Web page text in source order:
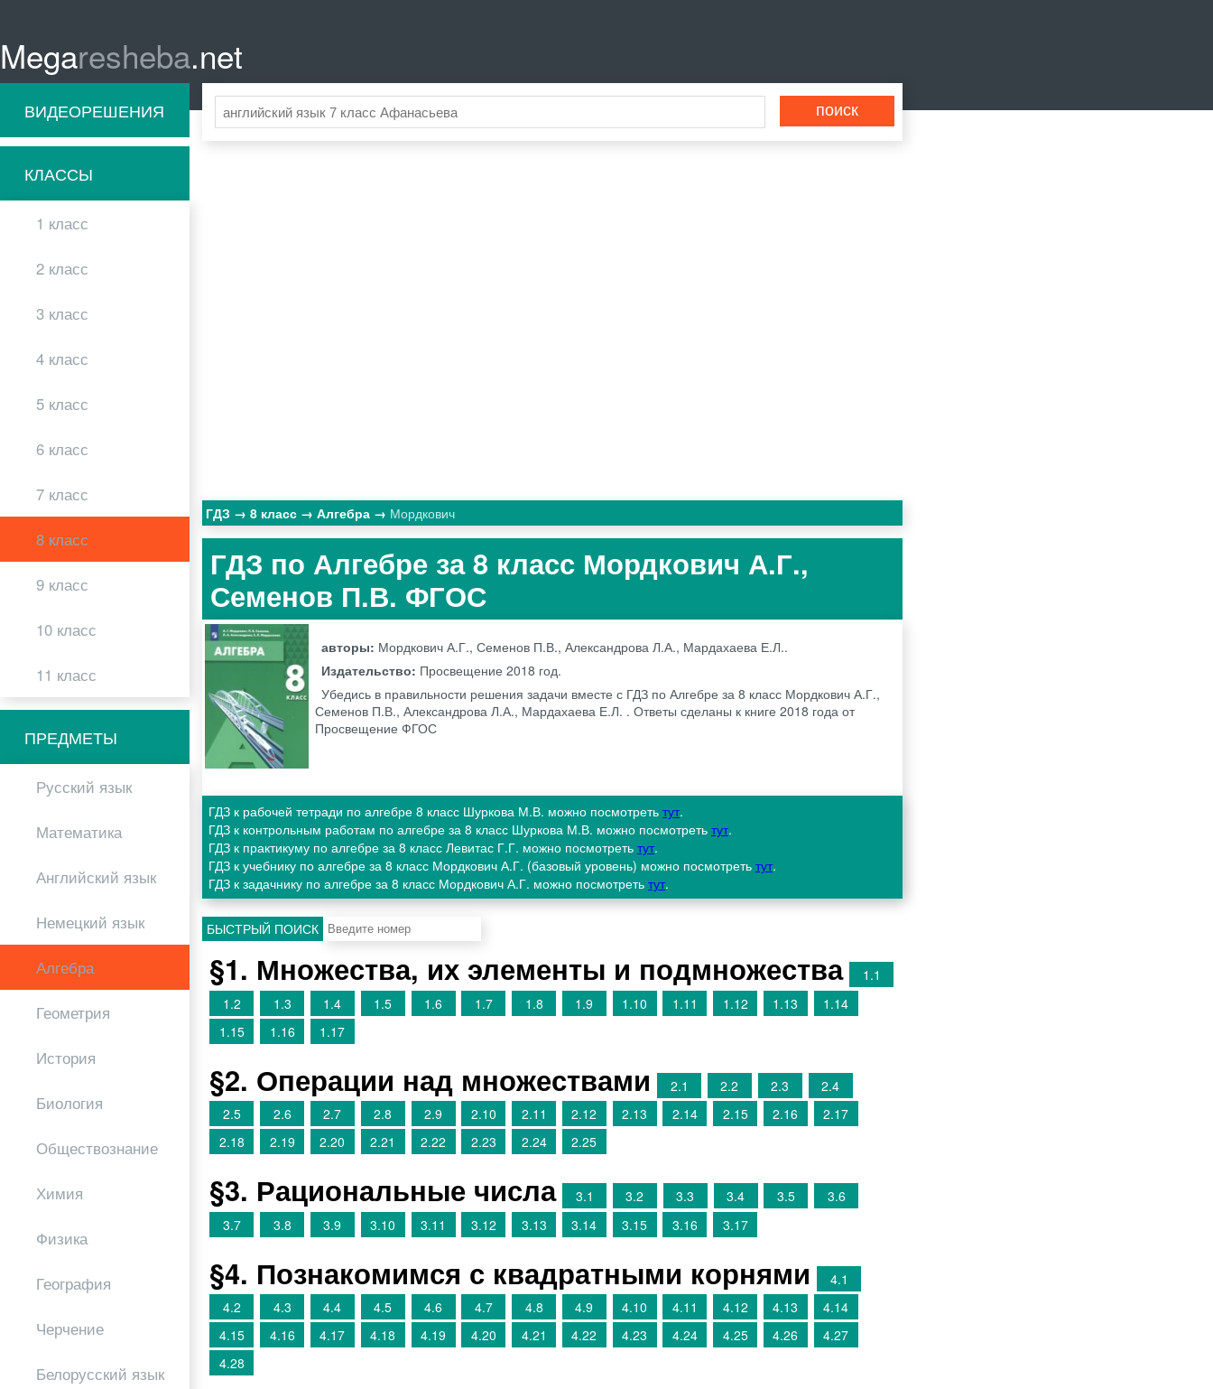
Megaresheba.net
ВИДЕОРЕШЕНИЯ
КЛАССЫ
1 класс
2 класс
3 класс
4 класс
5 класс
6 класс
7 класс
8 класс
9 класс
10 класс
11 класс
ПРЕДМЕТЫ
Русский язык
Математика
Английский язык
Немецкий язык
Алгебра
Геометрия
История
Биология
Обществознание
Химия
Физика
География
Черчение
Белорусский язык
ГДЗ 8 класс Алгебра Мордкович
ГДЗ по Алгебре за 8 класс Мордкович А.Г.,
Семенов П.В. ФГОС
авторы: Мордкович А.Г., Семенов П.В., Александрова Л.А., Мардахаева Е.Л..
Издательство: Просвещение 2018 год.
Убедись в правильности решения задачи вместе с ГДЗ по Алгебре за 8 класс Мордкович А.Г.,
Семенов П.В., Александрова Л.А., Мардахаева Е.Л. . Ответы сделаны к книге 2018 года от
Просвещение ФГОС
ГДЗ к рабочей тетради по алгебре 8 класс Шуркова М.В. можно посмотреть тут.
ГДЗ к контрольным работам по алгебре за 8 класс Шуркова М.В. можно посмотреть тут.
ГДЗ к практикуму по алгебре за 8 класс Левитас Г.Г. можно посмотреть тут.
ГДЗ к учебнику по алгебре за 8 класс Мордкович А.Г. (базовый уровень) можно посмотреть тут.
ГДЗ к задачнику по алгебре за 8 класс Мордкович А.Г. можно посмотреть тут.
БЫСТРЫЙ ПОИСК
§1. Множества, их элементы и подмножества
1.1
1.2
1.3 1.4 1.5 1.6 1.7 1.8 1.9 1.10 1.11 1.12 1.13
1.14
1.15
1.16 1.17
§2. Операции над множествами 2.1 2.2 2.3
2.4
2.5
2.6 2.7 2.8 2.9 2.10 2.11 2.12 2.13 2.14 2.15 2.16
2.17
2.18
2.19 2.20 2.21 2.22 2.23 2.24 2.25
§3. Рациональные числа 3.1 3.2 3.3 3.4 3.5
3.6
3.7
3.8 3.9 3.10 3.11 3.12 3.13 3.14 3.15 3.16 3.17
§4. Познакомимся с квадратными корнями
4.1
4.2
4.3 4.4 4.5 4.6 4.7 4.8 4.9 4.10 4.11 4.12 4.13
4.14
4.15
4.16 4.17 4.18 4.19 4.20 4.21 4.22 4.23 4.24 4.25 4.26
4.27
4.28